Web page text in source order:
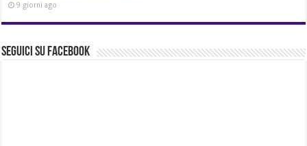
9 giorni ago
Seguici su Facebook